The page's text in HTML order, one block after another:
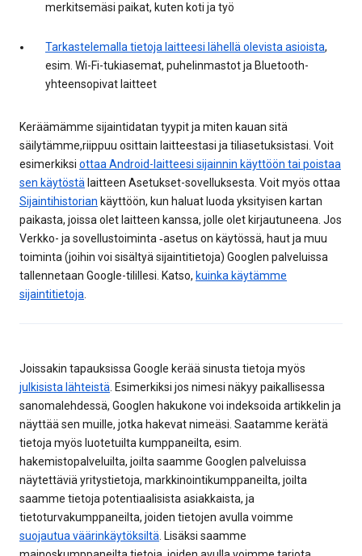
merkitsemäsi paikat, kuten koti ja työ
Tarkastelemalla tietoja laitteesi lähellä olevista asioista,
esim. Wi-Fi-tukiasemat, puhelinmastot ja Bluetooth-
yhteensopivat laitteet
Keräämämme sijaintidatan tyypit ja miten kauan sitä
säilytämme,riippuu osittain laitteestasi ja tiliasetuksistasi. Voit
esimerkiksi ottaa Android-laitteesi sijainnin käyttöön tai poistaa
sen käytöstä laitteen Asetukset-sovelluksesta. Voit myös ottaa
Sijaintihistorian käyttöön, kun haluat luoda yksityisen kartan
paikasta, joissa olet laitteen kanssa, jolle olet kirjautuneena. Jos
Verkko- ja sovellustoiminta ‑asetus on käytössä, haut ja muu
toiminta (joihin voi sisältyä sijaintitietoja) Googlen palveluissa
tallennetaan Google-tilillesi. Katso, kuinka käytämme
sijaintitietoja.
Joissakin tapauksissa Google kerää sinusta tietoja myös
julkisista lähteistä. Esimerkiksi jos nimesi näkyy paikallisessa
sanomalehdessä, Googlen hakukone voi indeksoida artikkelin ja
näyttää sen muille, jotka hakevat nimeäsi. Saatamme kerätä
tietoja myös luotetuilta kumppaneilta, esim.
hakemistopalveluilta, joilta saamme Googlen palveluissa
näytettäviä yritystietoja, markkinointikumppaneilta, joilta
saamme tietoja potentiaalisista asiakkaista, ja
tietoturvakumppaneilta, joiden tietojen avulla voimme
suojautua väärinkäytöksiltä. Lisäksi saamme